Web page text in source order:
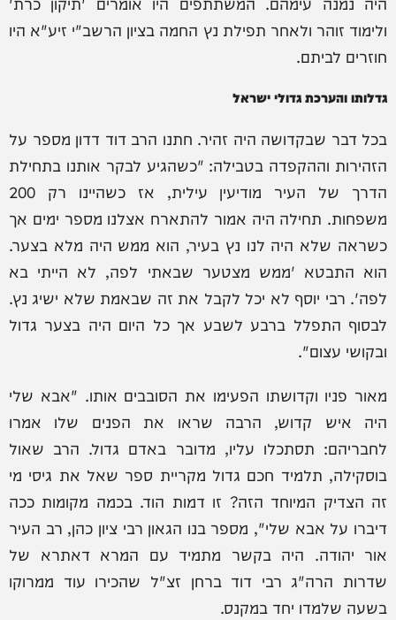
ולימוד זוהר ולאחר תפילת נץ החמה בציון הרשב"י זיע"א היו
חוזרים לביתם.
גדלותו והערכת גדולי ישראל
בכל דבר שבקדושה היה זהיר. חתנו הרב דוד דדון מספר על
הזהירות וההקפדה בטבילה: "כשהגיע לבקר אותנו בתחילת
הדרך של העיר מודיעין עילית, אז כשהיינו רק 200
משפחות. תחילה היה אמור להתארח אצלנו מספר ימים אך
כשראה שלא היה לנו נץ בעיר, הוא ממש היה מלא בצער.
הוא התבטא 'ממש מצטער שבאתי לפה, לא הייתי בא
לפה'. רבי יוסף לא יכל לקבל את זה שבאמת שלא ישיג נץ.
לבסוף התפלל ברבע לשבע אך כל היום היה בצער גדול
ובקושי עצום".
מאור פניו וקדושתו הפעימו את הסובבים אותו. "אבא שלי
היה איש קדוש, הרבה שראו את הפנים שלו אמרו
לחבריהם: תסתכלו עליו, מדובר באדם גדול. הרב שאול
בוסקילה, תלמיד חכם גדול מקריית ספר שאל את גיסי מי
זה הצדיק המיוחד הזה? זו דמות הוד. בכמה מקומות ככה
דיברו על אבא שלי", מספר בנו הגאון רבי ציון כהן, רב העיר
אור יהודה. היה בקשר מתמיד עם המרא דאתרא של
שדרות הרה"ג רבי דוד ברחן זצ"ל שהכירו עוד ממרוקו
בשעה שלמדו יחד במקנס.